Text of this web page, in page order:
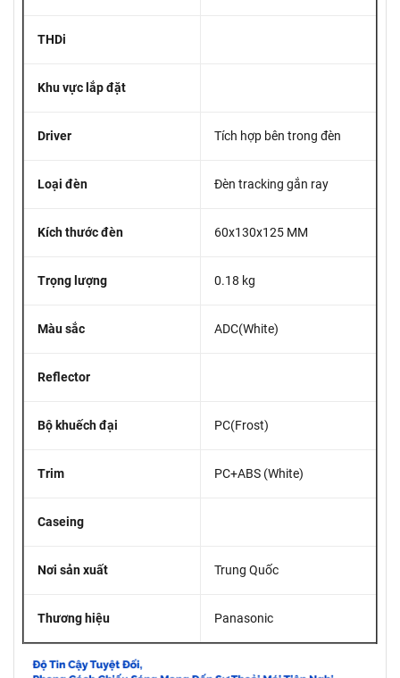
THDi
Khu vực lắp đặt
Driver Tích hợp bên trong đèn
Loại đèn Đèn tracking gắn ray
Kích thước đèn 60x130x125 MM
Trọng lượng 0.18 kg
Màu sắc ADC(White)
Reflector
Bộ khuếch đại PC(Frost)
Trim PC+ABS (White)
Caseing
Nơi sản xuất Trung Quốc
Thương hiệu Panasonic